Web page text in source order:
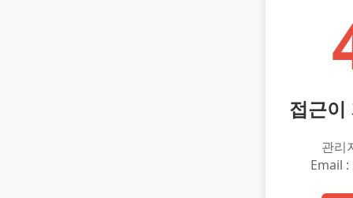
접근이
관리
Email